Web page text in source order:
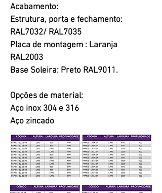
Acabamento:
Estrutura, porta e fechamento:
RAL7032/ RAL7035
Placa de montagem : Laranja
RAL2003
Base Soleira: Preto RAL9011.
Opções de material:
Aço inox 304 e 316
Aço zincado
Painel
Modular